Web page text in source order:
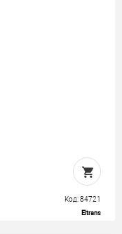
Код: 84721
Eltrans